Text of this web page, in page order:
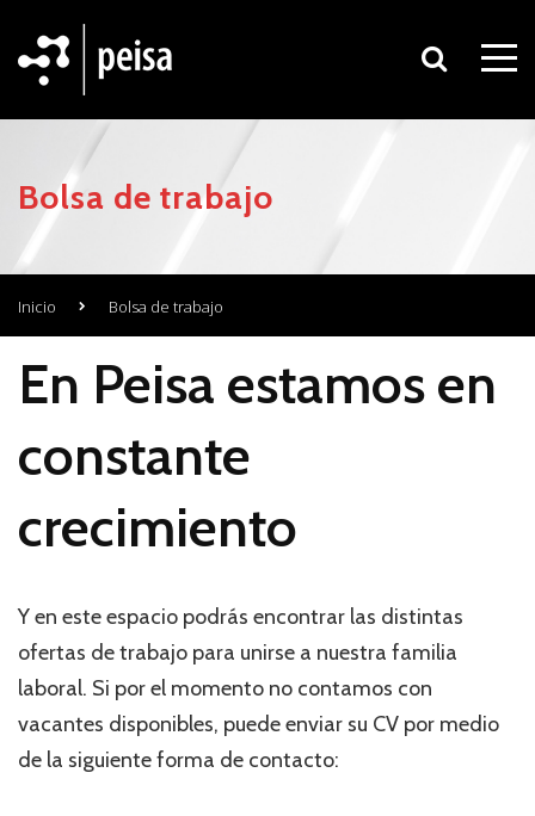
Bolsa de trabajo
Inicio Bolsa de trabajo
En Peisa estamos en
constante
crecimiento
Y en este espacio podrás encontrar las distintas
ofertas de trabajo para unirse a nuestra familia
laboral. Si por el momento no contamos con
vacantes disponibles, puede enviar su CV por medio
de la siguiente forma de contacto: